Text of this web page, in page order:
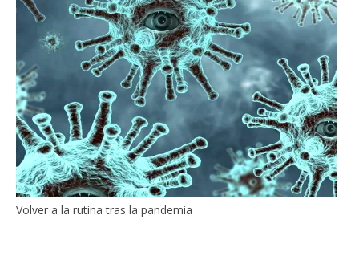
Volver a la rutina tras la pandemia